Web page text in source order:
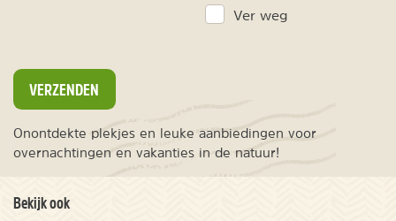
Ver weg
VERZENDEN
Onontdekte plekjes en leuke aanbiedingen voor
overnachtingen en vakanties in de natuur!
Bekijk ook